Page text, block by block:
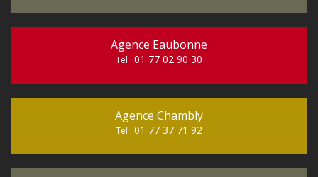
Agence Eaubonne
Tel : 01 77 02 90 30
Agence Chambly
Tel : 01 77 37 71 92